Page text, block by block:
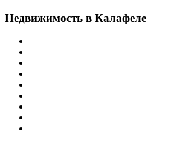
Недвижимость в Калафеле